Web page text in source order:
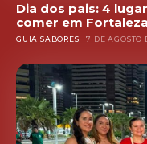
Dia dos pais: 4
comer em Fortaleza
GUIA SABORES 7 DE AGOSTO